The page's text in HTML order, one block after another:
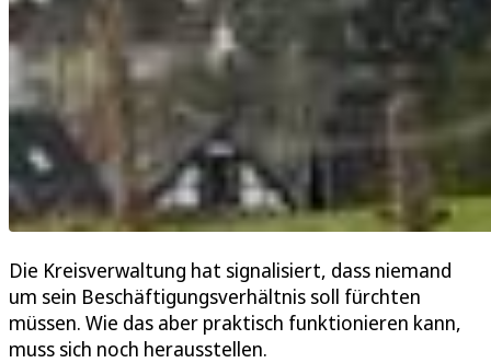
Die Kreisverwaltung hat signalisiert, dass niemand
um sein Beschäftigungsverhältnis soll fürchten
müssen. Wie das aber praktisch funktionieren kann,
muss sich noch herausstellen.